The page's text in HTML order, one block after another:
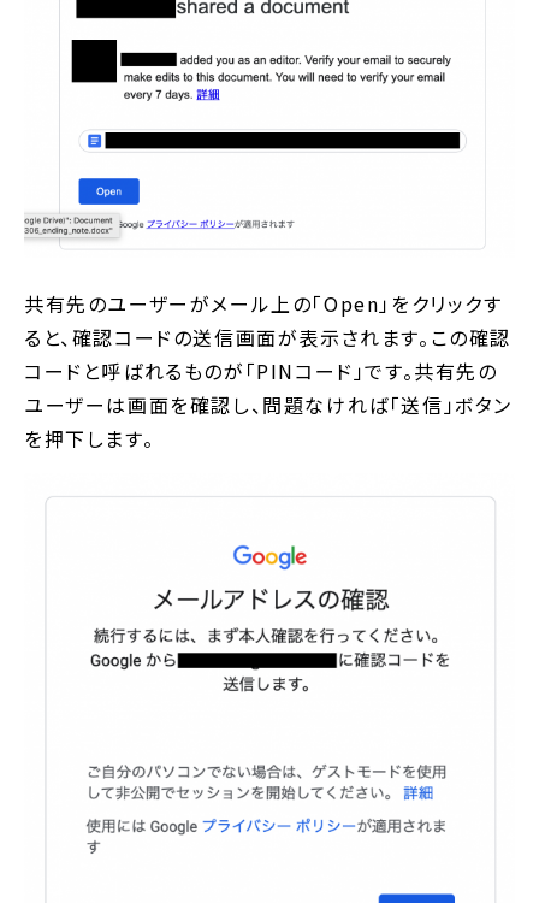
共有先のユーザーがメール上の「Open」をクリックす
ると、確認コードの送信画面が表示されます。この確認
コードと呼ばれるものが「PINコード」です。共有先の
ユーザーは画面を確認し、問題なければ「送信」ボタン
を押下します。